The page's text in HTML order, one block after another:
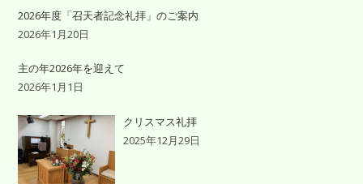
2026年度「召天者記念礼拝」のご案内
2026年1月20日
主の年2026年を迎えて
2026年1月1日
クリスマス礼拝
2025年12月29日